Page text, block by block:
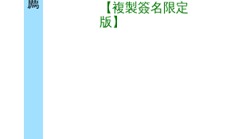
薦
【複製簽名限定
版】